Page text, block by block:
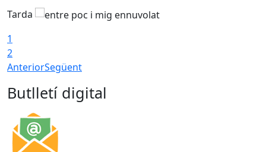
Tarda
1
2
AnteriorSegüent
Butlletí digital